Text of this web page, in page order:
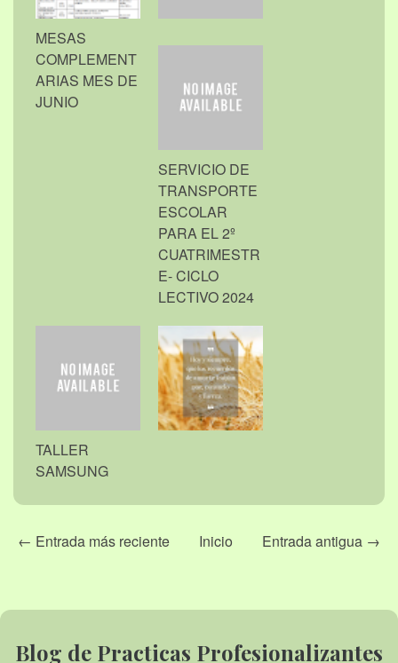
MESAS
COMPLEMENT
ARIAS MES DE
JUNIO
SERVICIO DE
TRANSPORTE
ESCOLAR
PARA EL 2º
CUATRIMESTR
E- CICLO
LECTIVO 2024
TALLER
SAMSUNG
← Entrada más reciente Entrada antigua →
Inicio
Blog de Practicas Profesionalizantes